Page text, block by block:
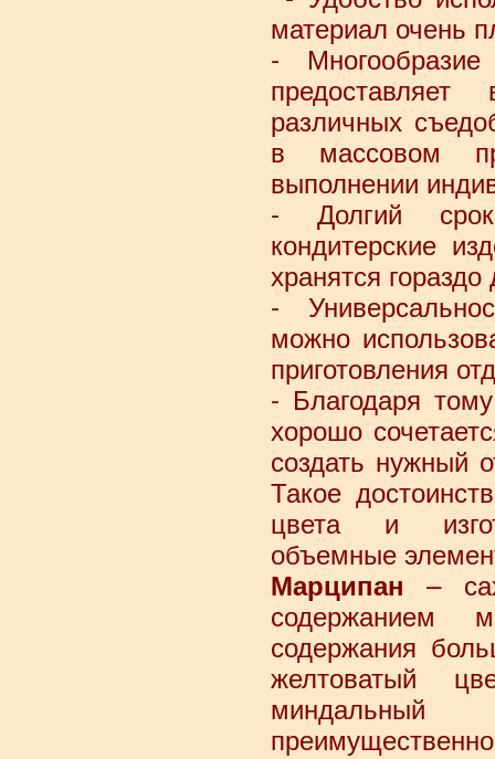
материал очень
-
предоставляет
различных
в массовом
выполнении
- Долгий
кондитерские
хранятся
-
можно
приготовления
- Благодаря
хорошо
создать нужный
Такое
цвета и
объемные
Марципан –
содержанием
содержания
желтоватый
миндальный